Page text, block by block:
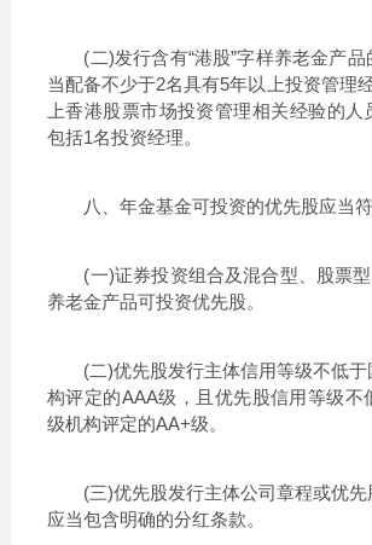
(二)发行含有“港股”字样养老金产品
当配备不少于2名具有5年以上投资管理
上香港股票市场投资管理相关经验的人
包括1名投资经理。
八、年金基金可投资的优先股应当符
(一)证券投资组合及混合型、股票型
养老金产品可投资优先股。
(二)优先股发行主体信用等级不低于
构评定的AAA级，且优先股信用等级不
级机构评定的AA+级。
(三)优先股发行主体公司章程或优先
应当包含明确的分红条款。